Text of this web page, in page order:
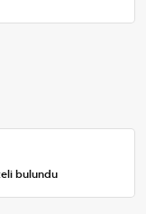
bulundu